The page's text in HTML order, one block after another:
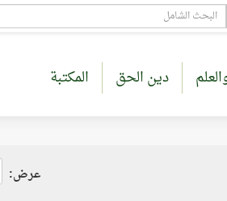
دين الحق المكتبة
عرض: